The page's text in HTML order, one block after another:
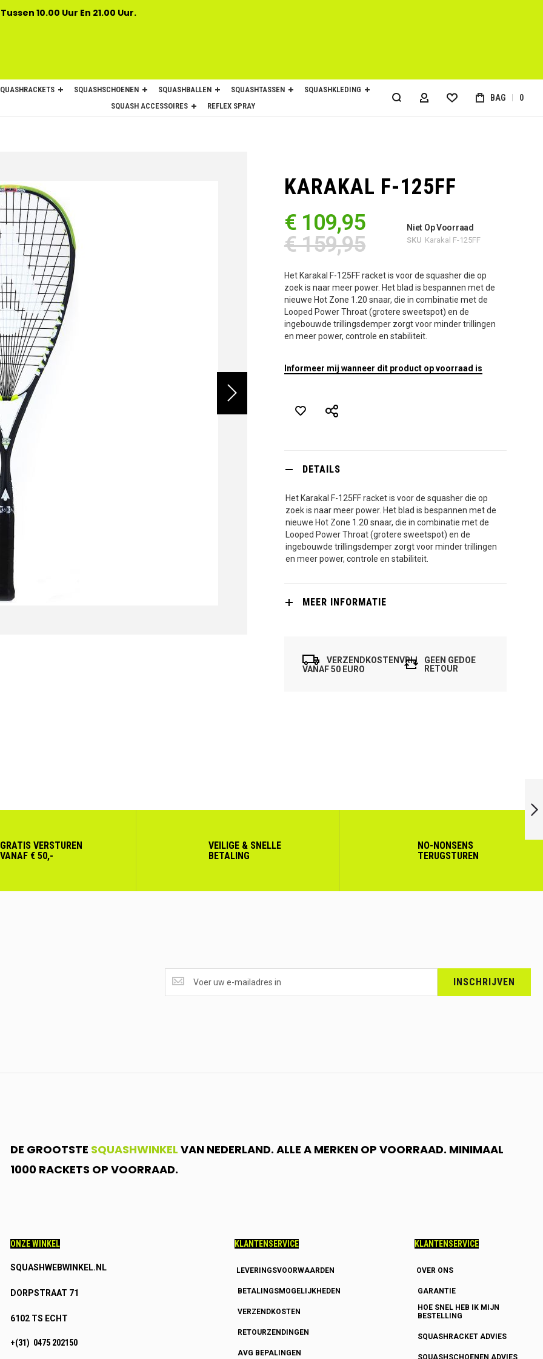
10.00 Uur En 21.00 Uur.
SQUASHSCHOENEN SQUASHBALLEN SQUASHTASSEN
SQUASHKLEDING
SQUASH ACCESSOIRES
REFLEX SPRAY ACCOUNT BAG 0
KARAKAL F-125FF
€ 109,95
€ 159,95
Niet Op Voorraad
SKU Karakal F-125FF
Het Karakal F-125FF racket is voor de squasher die op
zoek is naar meer power. Het blad is bespannen met de
nieuwe Hot Zone 1.20 snaar, die in combinatie met de
Looped Power Throat (grotere sweetspot) en de
ingebouwde trillingsdemper zorgt voor minder trillingen
en meer power, controle en stabiliteit.
Informeer mij wanneer dit product op voorraad is
DETAILS
Het Karakal F-125FF racket is voor de squasher die op
zoek is naar meer power. Het blad is bespannen met de
nieuwe Hot Zone 1.20 snaar, die in combinatie met de
Looped Power Throat (grotere sweetspot) en de
ingebouwde trillingsdemper zorgt voor minder trillingen
en meer power, controle en stabiliteit.
MEER INFORMATIE
VERZENDKOSTENVRIJ
VANAF 50 EURO
GEEN GEDOE
RETOUR
GRATIS VERSTUREN
VANAF € 50,-
VEILIGE & SNELLE
BETALING
NO-NONSENS
TERUGSTUREN
ONTVANGEN?
<br>SCHRIJF
INSCHRIJVEN
DE GROOTSTE SQUASHWINKEL VAN NEDERLAND. ALLE A MERKEN OP VOORRAAD. MINIMAAL
1000 RACKETS OP VOORRAAD.
ONZE WINKEL
SQUASHWEBWINKEL.NL
DORPSTRAAT 71
6102 TS ECHT
+(31) 0475 202150
KLANTENSERVICE
LEVERINGSVOORWAARDEN
BETALINGSMOGELIJKHEDEN
VERZENDKOSTEN
RETOURZENDINGEN
AVG BEPALINGEN
KLANTENSERVICE
OVER ONS
GARANTIE
HOE SNEL HEB IK MIJN
BESTELLING
SQUASHRACKET ADVIES
SQUASHSCHOENEN ADVIES